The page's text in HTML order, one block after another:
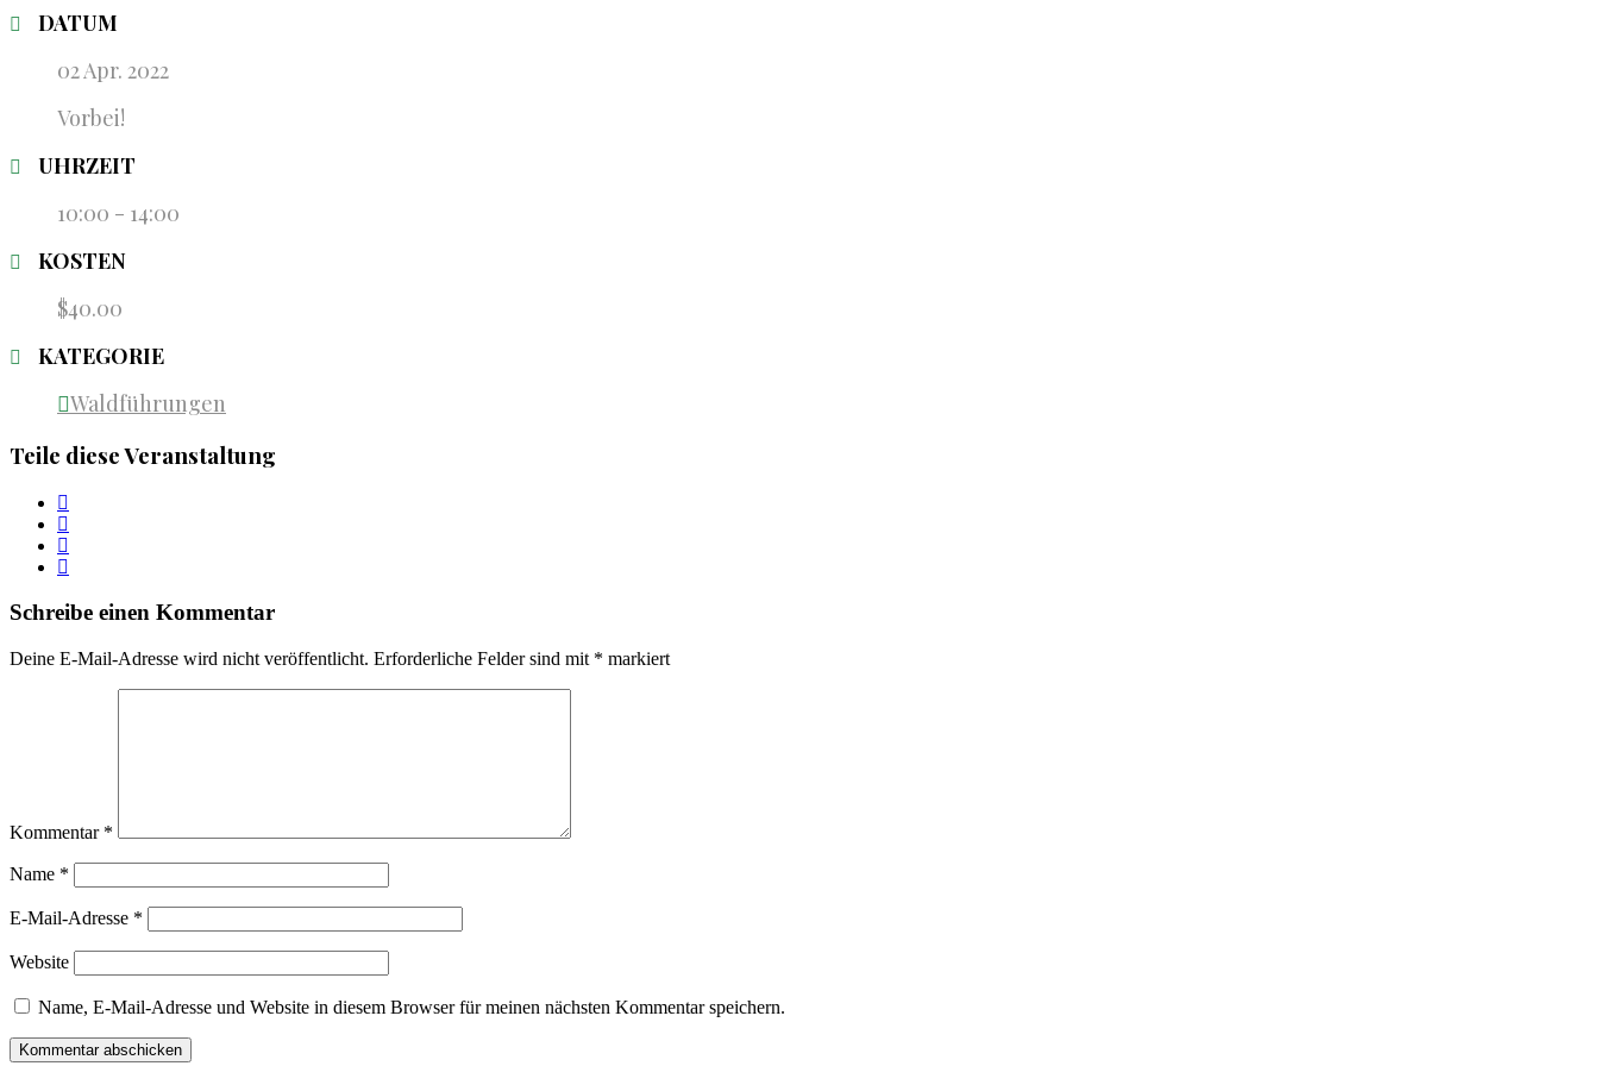
DATUM
02 Apr. 2022
Vorbei!
UHRZEIT
10:00 - 14:00
KOSTEN
$40.00
KATEGORIE
Waldführungen
Teile diese Veranstaltung
Schreibe einen Kommentar
Deine E-Mail-Adresse wird nicht veröffentlicht. Erforderliche Felder sind mit * markiert
Kommentar *
Name *
E-Mail-Adresse *
Website
Name, E-Mail-Adresse und Website in diesem Browser für meinen nächsten Kommentar speichern.